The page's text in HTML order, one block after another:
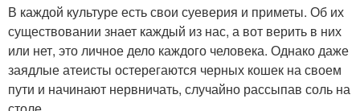
В каждой культуре есть свои суеверия и приметы. Об их
существовании знает каждый из нас, а вот верить в них
или нет, это личное дело каждого человека. Однако даже
заядлые атеисты остерегаются черных кошек на своем
пути и начинают нервничать, случайно рассыпав соль на